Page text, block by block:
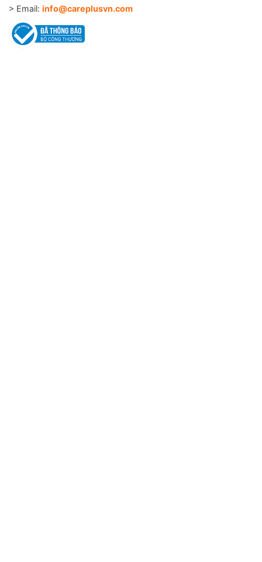
> Email: info@careplusvn.com